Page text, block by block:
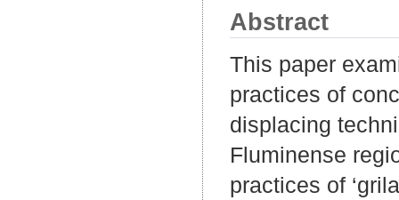
Abstract
This paper
practices of
displacing
Fluminense
practices of